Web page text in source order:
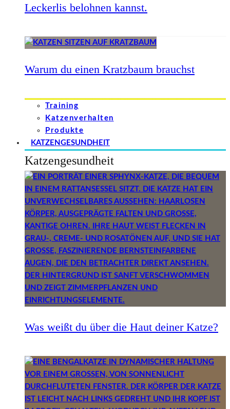
Leckerlis belohnen kannst.
Warum du einen Kratzbaum brauchst
Training
Katzenverhalten
Produkte
KATZENGESUNDHEIT
Katzengesundheit
Was weißt du über die Haut deiner Katze?